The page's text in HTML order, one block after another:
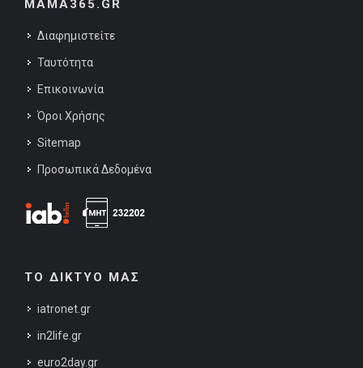
MAMA365.GR
Διαφημιστείτε
Ταυτότητα
Επικοινωνία
Όροι Χρήσης
Sitemap
Προσωπικά Δεδομένα
ΤΟ ΔΙΚΤΥΟ ΜΑΣ
iatronet.gr
in2life.gr
euro2day.gr